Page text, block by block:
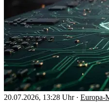
20.07.2026, 13:28 Uhr · Europa-